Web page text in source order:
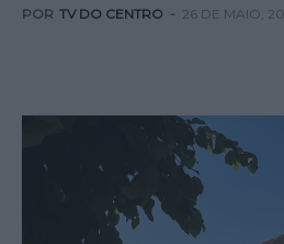
POR TV DO CENTRO - 26 DE MAIO,